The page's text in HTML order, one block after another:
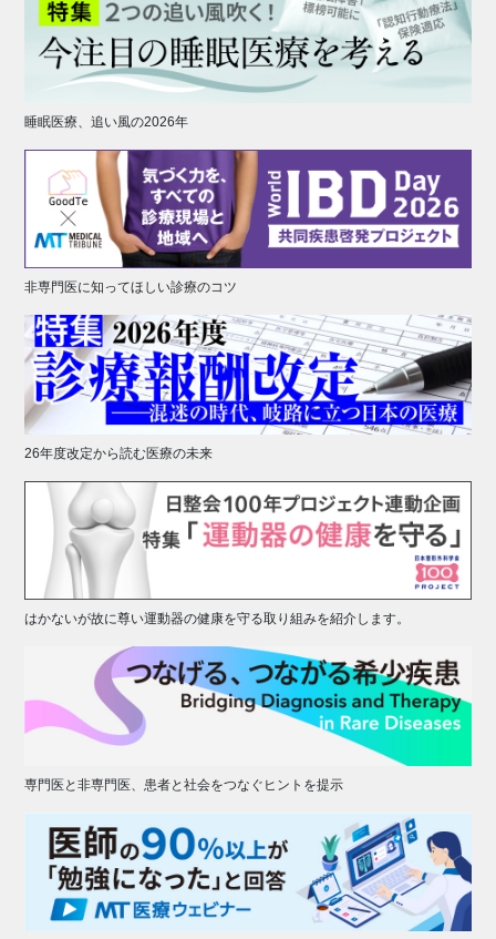
睡眠医療、追い風の2026年
非専門医に知ってほしい診療のコツ
26年度改定から読む医療の未来
はかないが故に尊い運動器の健康を守る取り組みを紹介します。
専門医と非専門医、患者と社会をつなぐヒントを提示